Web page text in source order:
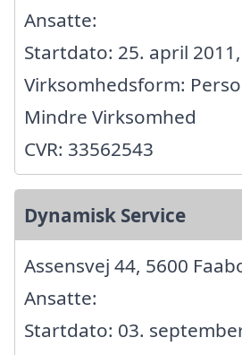
Ansatte:
Startdato: 25. april 2011,
Virksomhedsform:
Mindre Virksomhed
CVR: 33562543
Dynamisk Service
Assensvej 44, 5600
Ansatte:
Startdato: 03.